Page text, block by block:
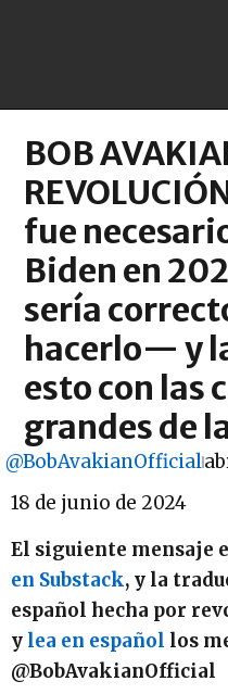
BOB
fue
Biden en
sería
hacerlo— y
esto con las
grandes de
@BobAvakianOfficial
18 de junio de 2024
El siguiente mensaje
en Substack, y la
español hecha por
y lea en español los
@BobAvakianOfficial